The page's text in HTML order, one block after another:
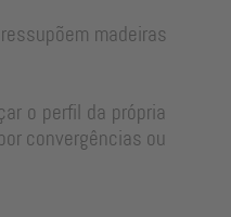
madeiras
o perfil da própria
convergências ou